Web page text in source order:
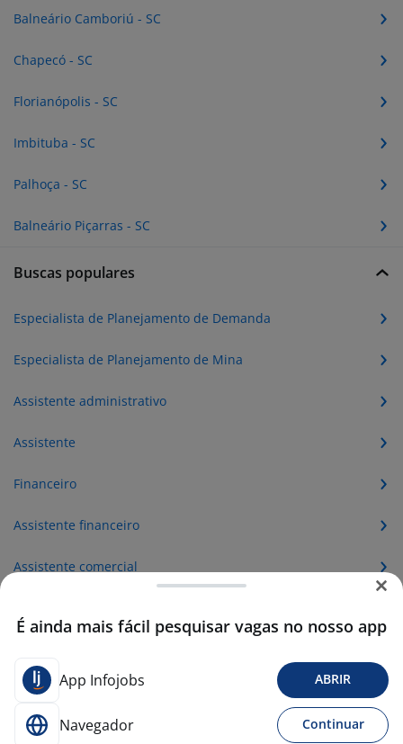
Balneário Camboriú - SC
Chapecó - SC
Florianópolis - SC
Imbituba - SC
Palhoça - SC
Balneário Piçarras - SC
Buscas populares
Especialista de Planejamento de Demanda
Especialista de Planejamento de Mina
Assistente administrativo
Assistente
Financeiro
Assistente financeiro
Assistente comercial
Assistente de logistica
É ainda mais fácil pesquisar vagas no nosso app
App Infojobs ABRIR
Navegador Continuar